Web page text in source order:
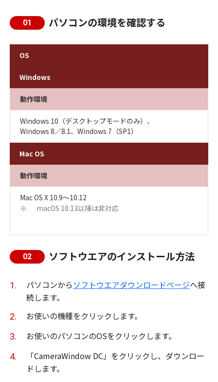
01 パソコンの環境を確認する
OS
Windows
Mac OS
動作環境
Windows 10（デスクトップモードのみ）、
Windows 8／8.1、Windows 7（SP1）
動作環境
Mac OS X 10.9〜10.12
※ macOS 10.13以降は非対応
02 ソフトウエアのインストール方法
パソコンからソフトウエアダウンロードページへ接
続します。
お使いの機種をクリックします。
お使いのパソコンのOSをクリックします。
「CameraWindow DC」をクリックし、ダウンロー
ドします。